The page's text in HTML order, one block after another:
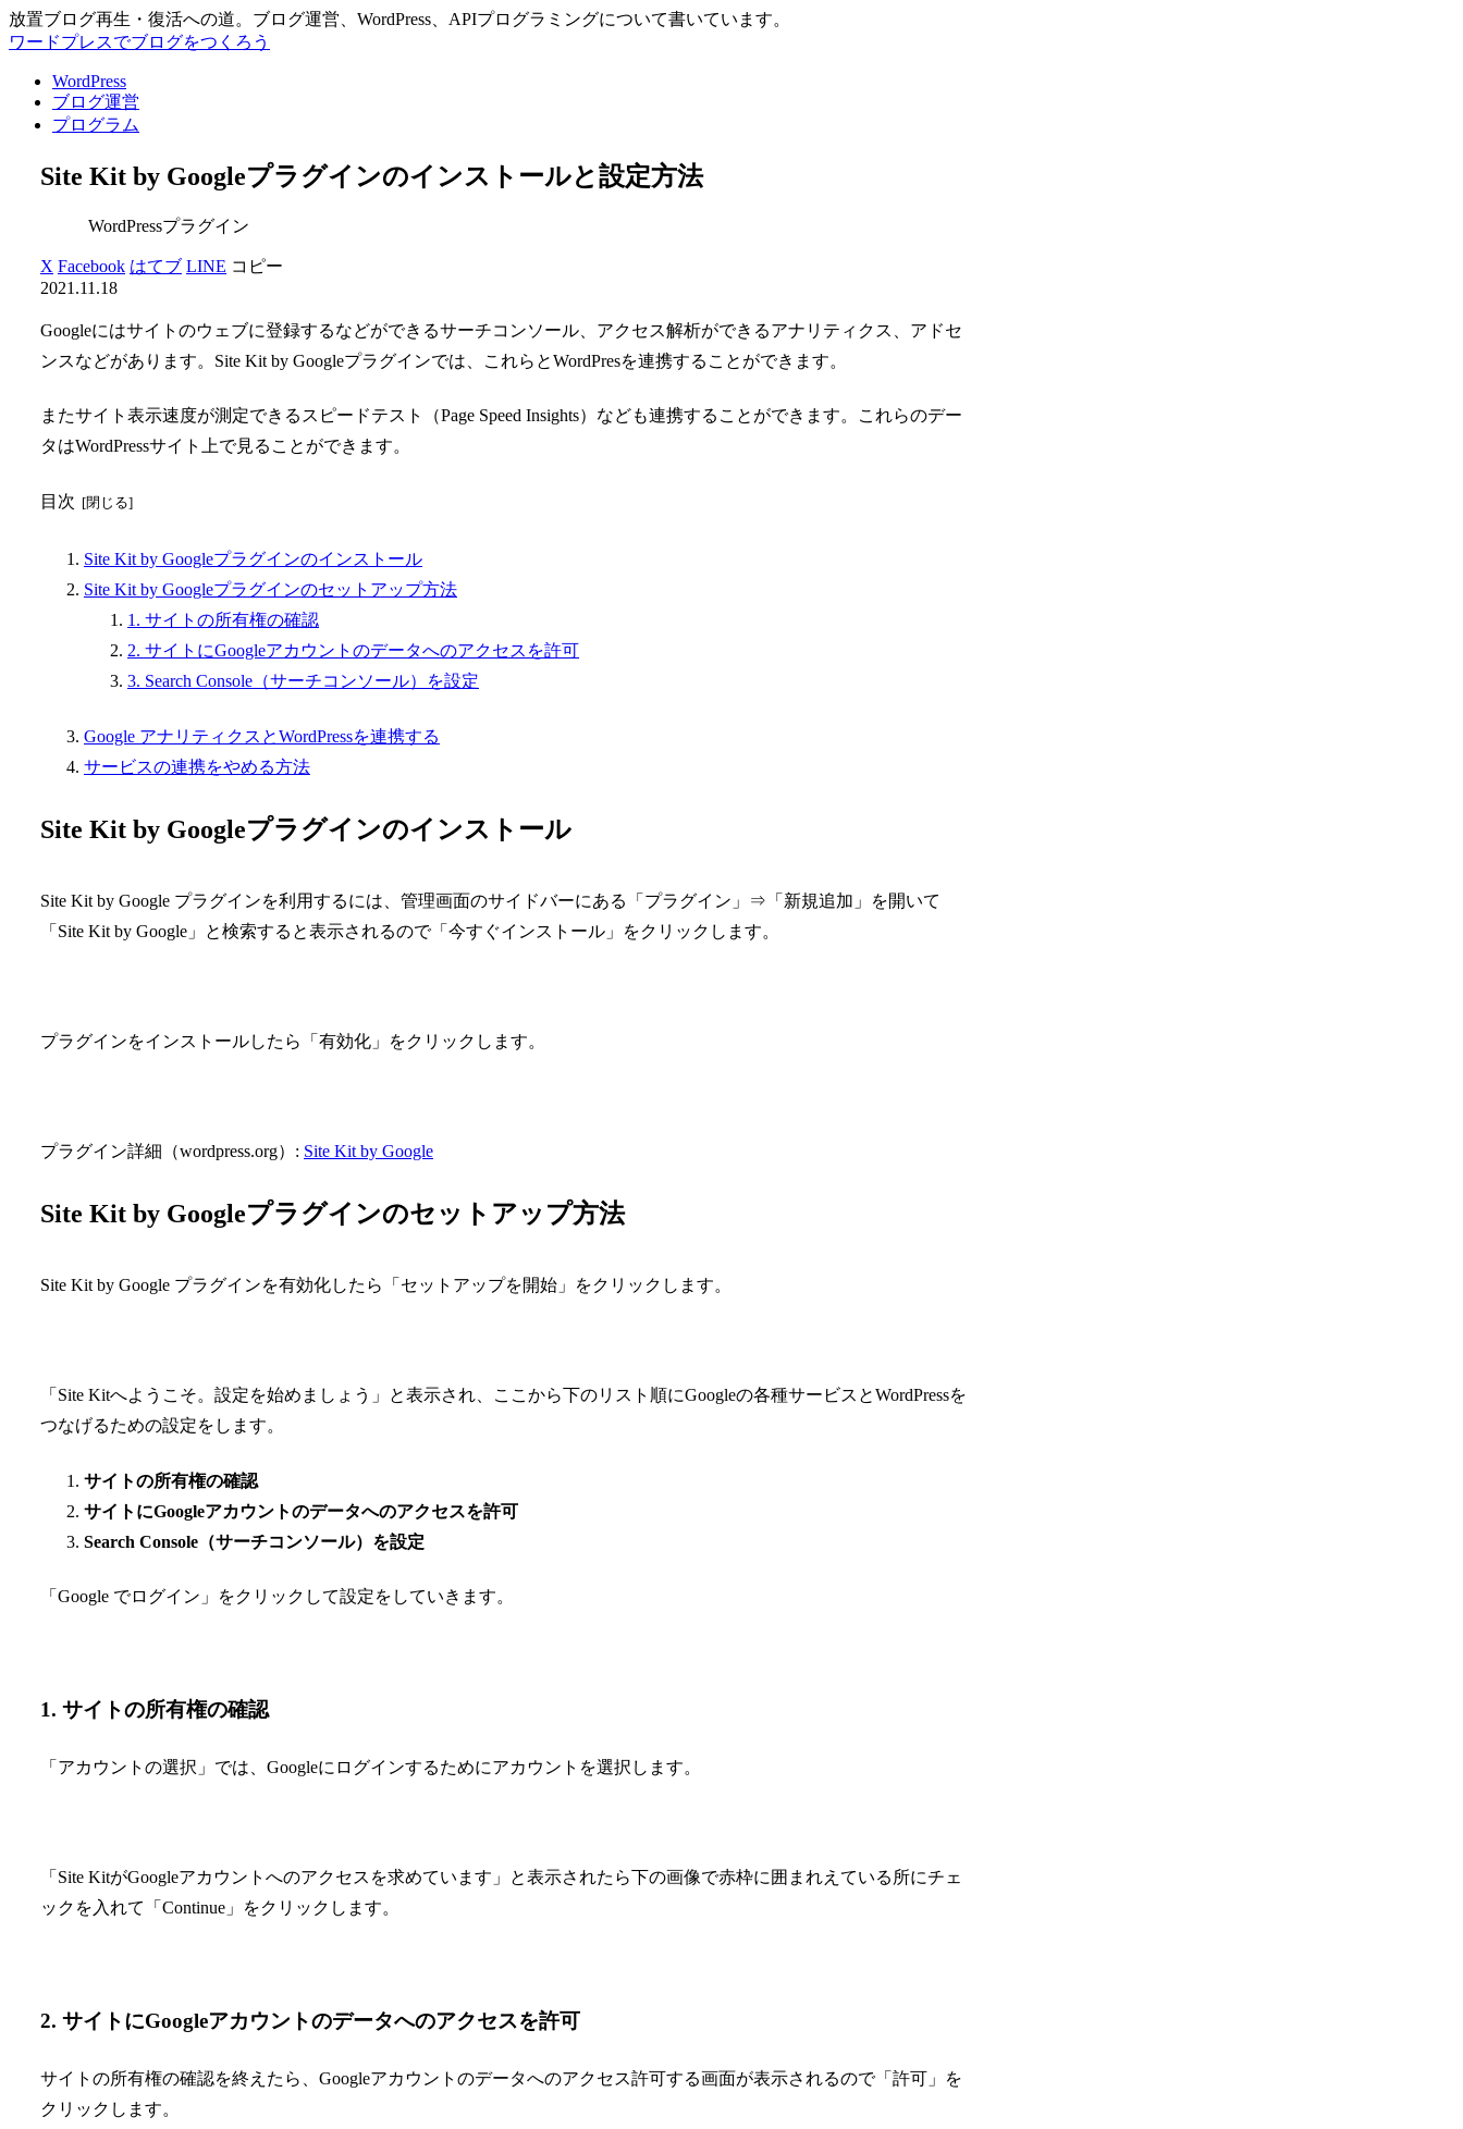
放置ブログ再生・復活への道。ブログ運営、WordPress、APIプログラミングについて書いています。
ワードプレスでブログをつくろう
WordPress
ブログ運営
プログラム
Site Kit by Googleプラグインのインストールと設定方法
WordPressプラグイン
X Facebook はてブ LINE コピー
2021.11.18
Googleにはサイトのウェブに登録するなどができるサーチコンソール、アクセス解析ができるアナリティクス、アドセ
ンスなどがあります。Site Kit by Googleプラグインでは、これらとWordPresを連携することができます。
またサイト表示速度が測定できるスピードテスト（Page Speed Insights）なども連携することができます。これらのデー
タはWordPressサイト上で見ることができます。
目次
Site Kit by Googleプラグインのインストール
Site Kit by Googleプラグインのセットアップ方法
1. サイトの所有権の確認
2. サイトにGoogleアカウントのデータへのアクセスを許可
3. Search Console（サーチコンソール）を設定
Google アナリティクスとWordPressを連携する
サービスの連携をやめる方法
Site Kit by Googleプラグインのインストール
Site Kit by Google プラグインを利用するには、管理画面のサイドバーにある「プラグイン」⇒「新規追加」を開いて
「Site Kit by Google」と検索すると表示されるので「今すぐインストール」をクリックします。
プラグインをインストールしたら「有効化」をクリックします。
プラグイン詳細（wordpress.org）: Site Kit by Google
Site Kit by Googleプラグインのセットアップ方法
Site Kit by Google プラグインを有効化したら「セットアップを開始」をクリックします。
「Site Kitへようこそ。設定を始めましょう」と表示され、ここから下のリスト順にGoogleの各種サービスとWordPressを
つなげるための設定をします。
サイトの所有権の確認
サイトにGoogleアカウントのデータへのアクセスを許可
Search Console（サーチコンソール）を設定
「Google でログイン」をクリックして設定をしていきます。
1. サイトの所有権の確認
「アカウントの選択」では、Googleにログインするためにアカウントを選択します。
「Site KitがGoogleアカウントへのアクセスを求めています」と表示されたら下の画像で赤枠に囲まれえている所にチェ
ックを入れて「Continue」をクリックします。
2. サイトにGoogleアカウントのデータへのアクセスを許可
サイトの所有権の確認を終えたら、Googleアカウントのデータへのアクセス許可する画面が表示されるので「許可」を
クリックします。